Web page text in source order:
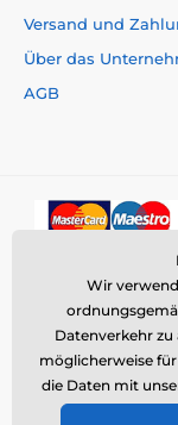
Versand und
Über das
AGB
© 2026
Wir
Datenverkehr zu
möglicherweise
die Daten mit